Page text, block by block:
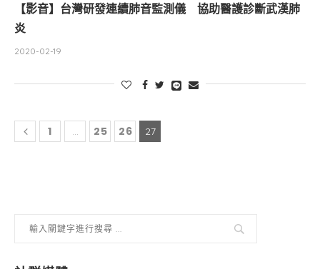
【影音】台灣研發連續肺音監測儀 協助醫護診斷武漢肺
炎
2020-02-19
1 ... 25 26 27